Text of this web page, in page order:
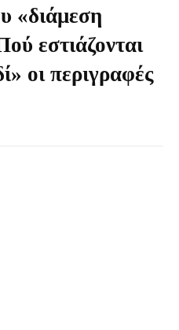
«διάμεση
εστιάζονται
οι περιγραφές